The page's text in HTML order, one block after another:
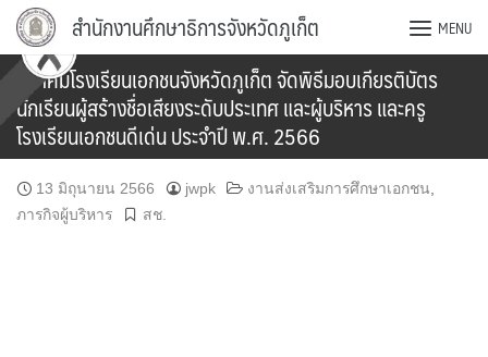
Skip
content
สำนักงานศึกษาธิการจังหวัดภูเก็ต MENU
สมาคมโรงเรียนเอกชนจังหวัดภูเก็ต จัดพิธีมอบเกียรติบัตร
นักเรียนผู้สร้างชื่อเสียงระดับประเทศ และผู้บริหาร และครู
โรงเรียนเอกชนดีเด่น ประจำปี พ.ศ. 2566
13 มิถุนายน 2566 jwpk งานส่งเสริมการศึกษาเอกชน
ภารกิจผู้บริหาร
สช.